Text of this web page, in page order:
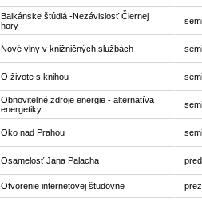
Balkánske štúdiá -Nezávislosť Čiernej
hory
Nové vlny v knižničných službách
O živote s knihou
Obnoviteľné zdroje energie - alternatíva
energetiky
Oko nad Prahou
Osamelosť Jana Palacha
Otvorenie internetovej študovne